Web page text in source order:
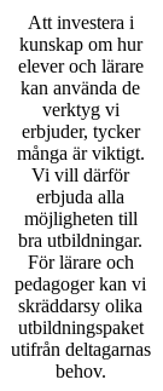
Att investera i
kunskap om hur
elever och lärare
kan använda de
verktyg vi
erbjuder, tycker
många är viktigt.
Vi vill därför
erbjuda alla
möjligheten till
bra utbildningar.
För lärare och
pedagoger kan vi
skräddarsy olika
utbildningspaket
utifrån deltagarnas
behov.